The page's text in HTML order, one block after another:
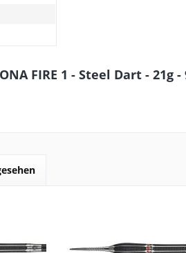
FIRE 1 - Steel Dart - 21g -